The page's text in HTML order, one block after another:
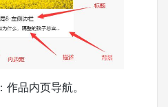
：作品内页导航。